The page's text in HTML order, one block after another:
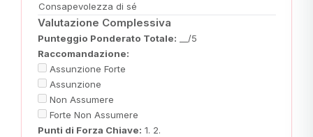
Consapevolezza di sé
Valutazione Complessiva
Punteggio Ponderato Totale: __/5
Raccomandazione:
Assunzione Forte
Assunzione
Non Assumere
Forte Non Assumere
Punti di Forza Chiave: 1. 2.